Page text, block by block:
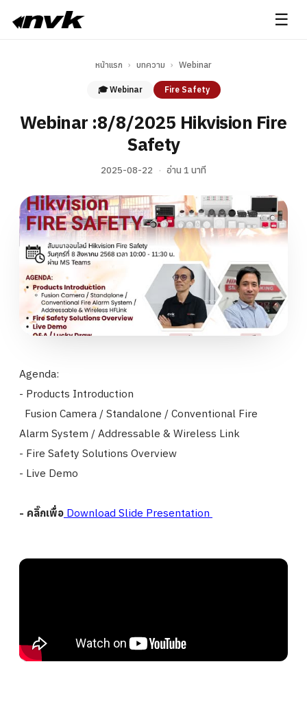
☰
หน้าแรก › บทความ › Webinar
🎓 Webinar Fire Safety
Webinar :8/8/2025 Hikvision Fire
Safety
2025-08-22 · อ่าน 1 นาที
Agenda:
- Products Introduction
Fusion Camera / Standalone / Conventional Fire
Alarm System / Addressable & Wireless Link
- Fire Safety Solutions Overview
- Live Demo
- คลิ๊กเพื่อ Download Slide Presentation